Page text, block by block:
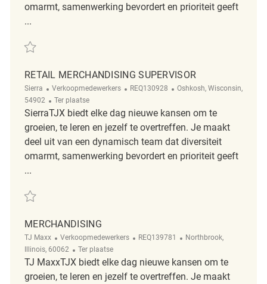
omarmt, samenwerking bevordert en prioriteit geeft
...
Redden Part-Time Merchandising Associate REQ122480
RETAIL MERCHANDISING SUPERVISOR
Sierra Categorie
Verkoopmedewerkers ReqId
REQ130928 Plaats
Oshkosh, Wisconsin,
54902
Afgelegen
Ter plaatse
SierraTJX biedt elke dag nieuwe kansen om te
groeien, te leren en jezelf te overtreffen. Je maakt
deel uit van een dynamisch team dat diversiteit
omarmt, samenwerking bevordert en prioriteit geeft
...
Redden Retail Merchandising Supervisor REQ130928
MERCHANDISING
TJ Maxx Categorie
Verkoopmedewerkers ReqId
REQ139781 Plaats
Northbrook,
Illinois, 60062
Afgelegen
Ter plaatse
TJ MaxxTJX biedt elke dag nieuwe kansen om te
groeien, te leren en jezelf te overtreffen. Je maakt